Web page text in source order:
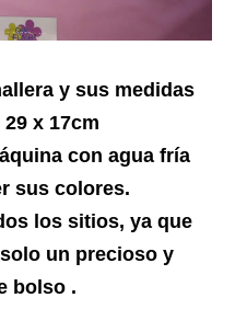
y sus medidas
x 17cm
con agua fría
sus colores.
los sitios, ya que
un precioso y
bolso .